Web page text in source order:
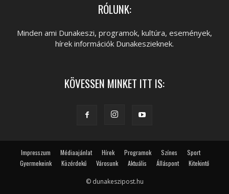
RÓLUNK:
Minden ami Dunakeszi, programok, kultúra, események,
hírek információk Dunakeszieknek.
KÖVESSEN MINKET ITT IS:
Impresszum Médiaajánlat Hírek Programok Színes
Sport
Gyermekeink
Közérdekű Városunk Aktuális Álláspont Kitekintő
© dunakeszipost.hu